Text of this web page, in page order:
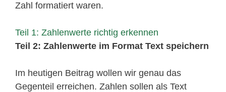
Zahl formatiert waren.
Teil 1: Zahlenwerte richtig erkennen
Teil 2: Zahlenwerte im Format Text speichern
Im heutigen Beitrag wollen wir genau das
Gegenteil erreichen. Zahlen sollen als Text